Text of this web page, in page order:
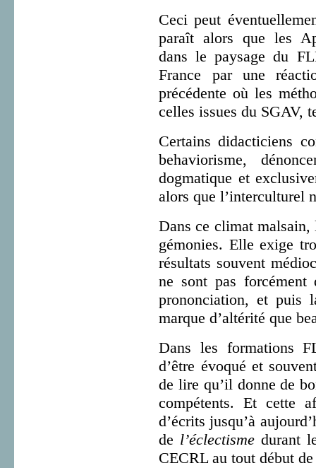
Ceci peut
paraît alors que les
dans le paysage du
France par une
précédente où les
celles issues du SGAV,
Certains didacticiens
behaviorisme,
dogmatique et
alors que l’interculturel
Dans ce climat malsain,
gémonies. Elle exige
résultats souvent
ne sont pas forcément
prononciation, et puis
marque d’altérité que
Dans les formations
d’être évoqué et
de lire qu’il donne de
compétents. Et cette
d’écrits jusqu’à
de l’éclectismedurant
CECRL au tout début